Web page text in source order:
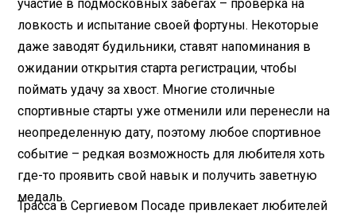
участие в подмосковных забегах – проверка на
ловкость и испытание своей фортуны. Некоторые
даже заводят будильники, ставят напоминания в
ожидании открытия старта регистрации, чтобы
поймать удачу за хвост. Многие столичные
спортивные старты уже отменили или перенесли на
неопределенную дату, поэтому любое спортивное
событие – редкая возможность для любителя хоть
где-то проявить свой навык и получить заветную
медаль.
Трасса в Сергиевом Посаде привлекает любителей